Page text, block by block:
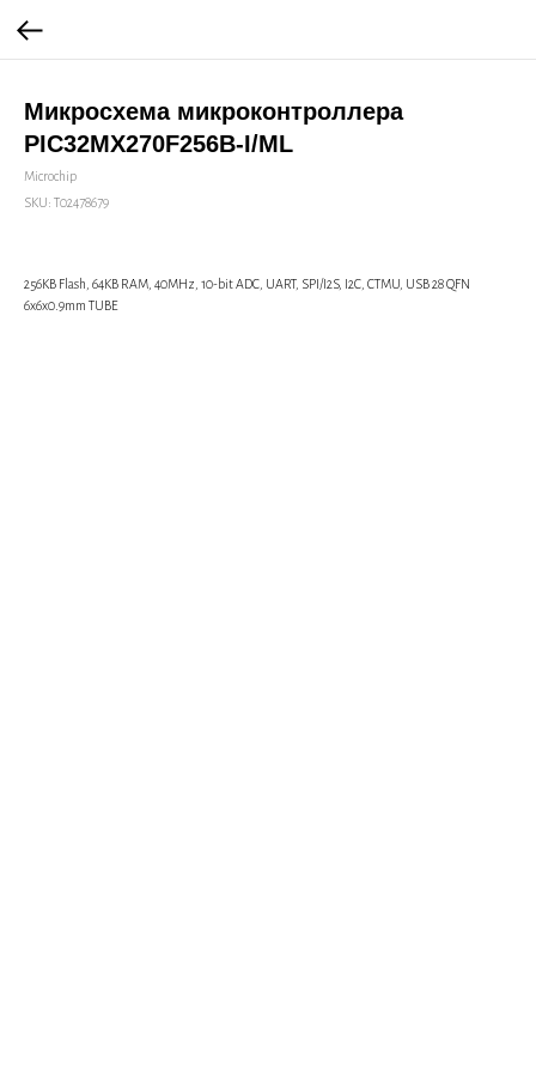
Микросхема микроконтроллера
PIC32MX270F256B-I/ML
Microchip
SKU: Т02478679
256KB Flash, 64KB RAM, 40MHz, 10-bit ADC, UART, SPI/I2S, I2C, CTMU, USB 28 QFN
6x6x0.9mm TUBE